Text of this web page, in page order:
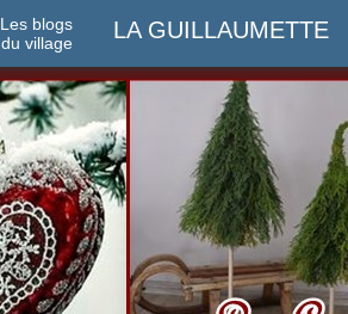
Les blogs
du village
LA GUILLAUMETTE